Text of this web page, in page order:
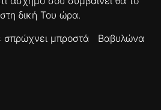
δική Του ώρα.
σπρώχνει μπροστά
Βαβυλώνα